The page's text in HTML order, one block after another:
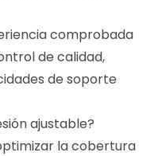
comprobada
de calidad,
de soporte
ajustable?
la cobertura